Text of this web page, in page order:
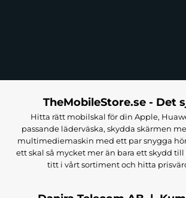
TheMobileStore.se -
Hitta rätt mobilskal för din Apple,
passande läderväska, skydda skärmen
multimediemaskin med ett par snygga
ett skal så mycket mer än bara ett skydd
titt i vårt sortiment och hitta